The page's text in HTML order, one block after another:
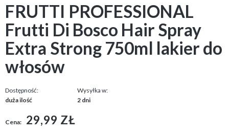
FRUTTI PROFESSIONAL
Frutti Di Bosco Hair Spray
Extra Strong 750ml lakier do
włosów
Dostępność:
duża ilość
Wysyłka w:
2 dni
Cena: 29,99 ZŁ